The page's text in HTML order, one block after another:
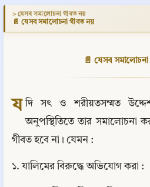
> যেসব সমালোচনা গীবত নয়
📄 যেসব সমালোচনা গীবত নয়
📄 যেসব
য দি সৎ ও শরীয়তসম্মত
অনুপস্থিতিতে তার সমালোচনা
গীবত হবে না। যেমন :
১. যালিমের বিরুদ্ধে অভিযোগ করা :